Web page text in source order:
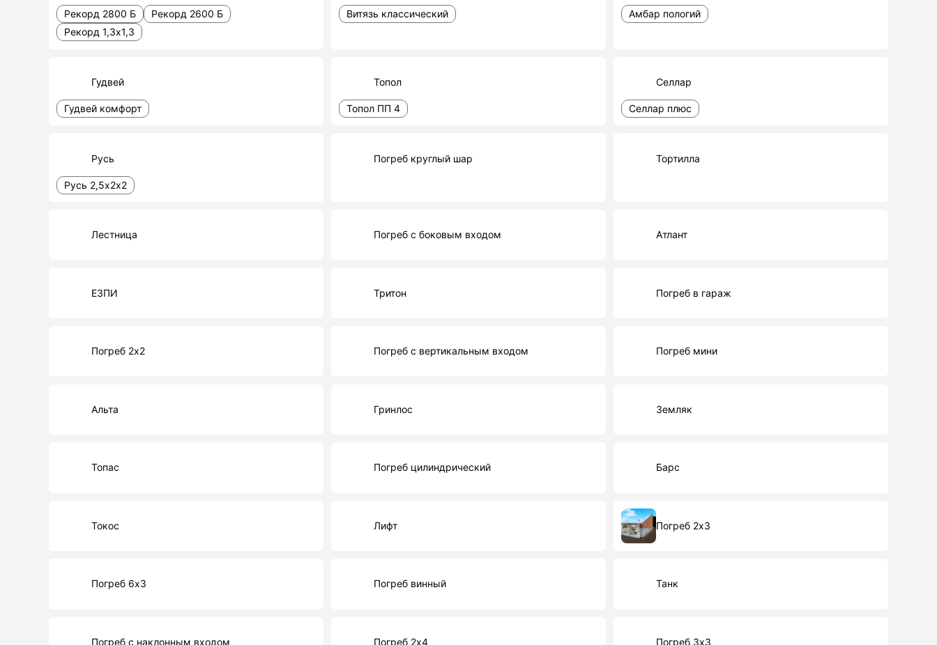
Рекорд 2800 Б
Рекорд 2600 Б
Рекорд 1,3х1,3
Витязь классический Амбар пологий
Гудвей
Гудвей комфорт
Топол
Топол ПП 4
Селлар
Селлар плюс
Русь
Русь 2,5х2х2
Погреб круглый шар Тортилла
Лестница Погреб с боковым входом Атлант
ЕЗПИ Тритон Погреб в гараж
Погреб 2х2 Погреб с вертикальным входом Погреб мини
Альта Гринлос Земляк
Топас Погреб цилиндрический Барс
Токос Лифт Погреб 2х3
Погреб 6х3 Погреб винный Танк
Погреб с наклонным входом Погреб 2х4 Погреб 3х3